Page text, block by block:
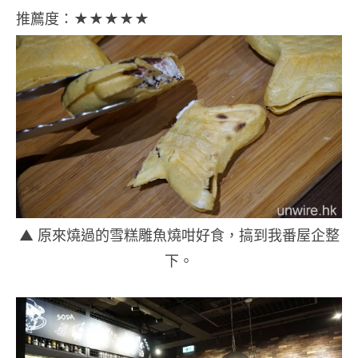
推薦度：★★★★★
▲ 原來燒過的雪糕雕魚燒咁好食，搞到我番屋企整
下。